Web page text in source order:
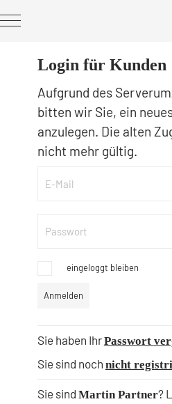
Login für Kunden
Aufgrund des
bitten wir Sie, ein
anzulegen. Die alten
nicht mehr gültig.
E-Mail
Passwort
eingeloggt bleiben
Anmelden
Sie haben IhrPasswort
Sie sind noch nicht
Sie sind Martin Partner?